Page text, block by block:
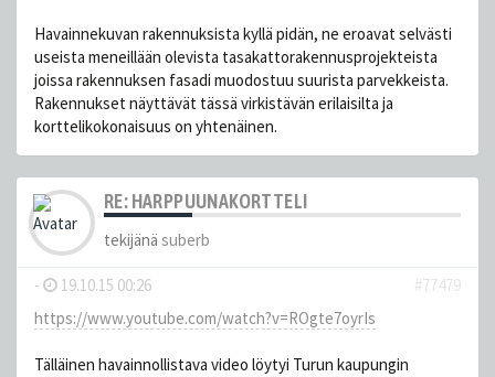
Havainnekuvan rakennuksista kyllä pidän, ne eroavat selvästi
useista meneillään olevista tasakattorakennusprojekteista
joissa rakennuksen fasadi muodostuu suurista parvekkeista.
Rakennukset näyttävät tässä virkistävän erilaisilta ja
korttelikokonaisuus on yhtenäinen.
RE: HARPPUUNAKORTTELI
tekijänä suberb
- 19.10.15 00:26
#77479
https://www.youtube.com/watch?v=ROgte7oyrIs
Tälläinen havainnollistava video löytyi Turun kaupungin